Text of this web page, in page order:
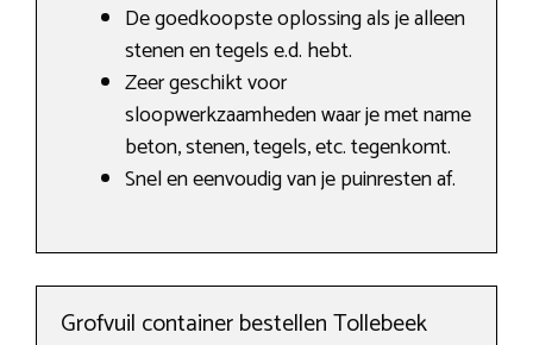
De goedkoopste oplossing als je alleen
stenen en tegels e.d. hebt.
Zeer geschikt voor
sloopwerkzaamheden waar je met name
beton, stenen, tegels, etc. tegenkomt.
Snel en eenvoudig van je puinresten af.
Grofvuil container bestellen Tollebeek